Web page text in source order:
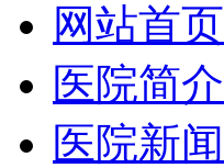
网站首页
医院简介
医院新闻